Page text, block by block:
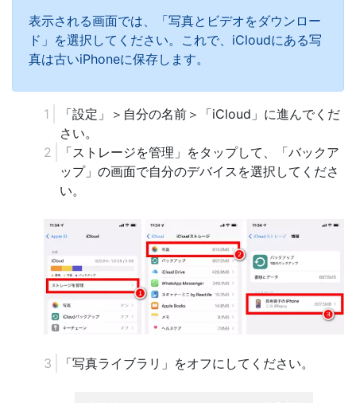
表示される画面では、「写真とビデオをダウンロー
ド」を選択してください。これで、iCloudにある写
真は古いiPhoneに保存します。
「設定」＞自分の名前＞「iCloud」に進んでくだ
さい。
「ストレージを管理」をタップして、「バックア
ップ」の画面で自分のデバイスを選択してくださ
い。
「写真ライブラリ」をオフにしてください。